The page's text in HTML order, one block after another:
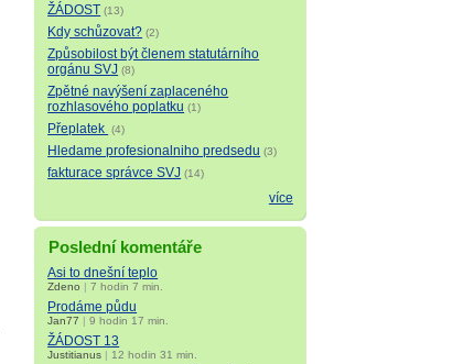
ŽÁDOST (13)
Kdy schůzovat? (2)
Způsobilost být členem statutárního
orgánu SVJ (8)
Zpětné navýšení zaplaceného
rozhlasového poplatku (1)
Přeplatek (4)
Hledame profesionalniho predsedu (3)
fakturace správce SVJ (14)
více
Poslední komentáře
Asi to dnešní teplo
Zdeno |7 hodin 7 min.
Prodáme půdu
Jan77 |9 hodin 17 min.
ŽÁDOST 13
Justitianus | 12 hodin 31 min.